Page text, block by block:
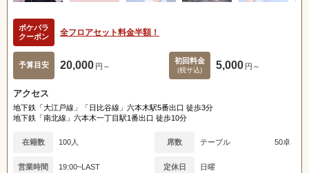
ポケパラ
クーポン
全フロアセット料金半額！
予算目安 20,000 円～
初回料金
(税サ込) 5,000 円～
アクセス
地下鉄「大江戸線」「日比谷線」六本木駅5番出口 徒歩3分
地下鉄「南北線」六本木一丁目駅1番出口 徒歩10分
在籍数 100人 席数 テーブル 50卓
営業時間 19:00~LAST 定休日 日曜